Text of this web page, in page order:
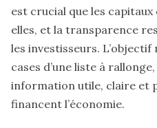
est crucial que les
elles, et la transparence
les investisseurs. L’objectif
cases d’une liste à
information utile, claire et
financent l’économie.